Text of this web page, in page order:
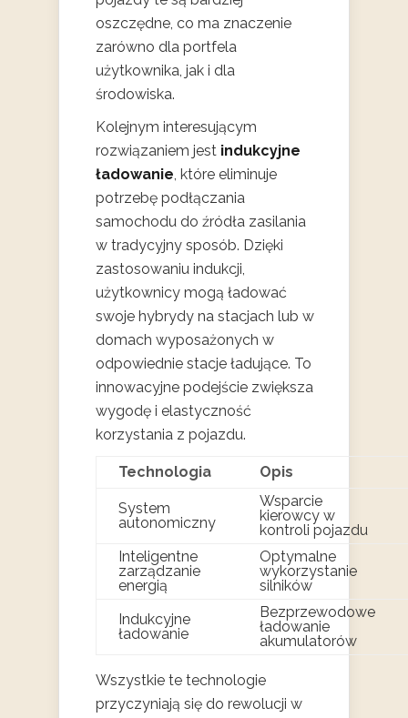
oszczędne, co ma znaczenie
zarówno dla portfela
użytkownika, jak i dla
środowiska.
Kolejnym interesującym
rozwiązaniem jest indukcyjne
ładowanie, które eliminuje
potrzebę podłączania
samochodu do źródła zasilania
w tradycyjny sposób. Dzięki
zastosowaniu indukcji,
użytkownicy mogą ładować
swoje hybrydy na stacjach lub w
domach wyposażonych w
odpowiednie stacje ładujące. To
innowacyjne podejście zwiększa
wygodę i elastyczność
korzystania z pojazdu.
Technologia Opis
System
autonomiczny
Wsparcie
kierowcy w
kontroli pojazdu
Inteligentne
zarządzanie
energią
Optymalne
wykorzystanie
silników
Indukcyjne
ładowanie
Bezprzewodowe
ładowanie
akumulatorów
Wszystkie te technologie
przyczyniają się do rewolucji w